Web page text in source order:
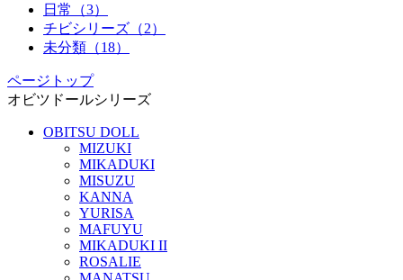
日常（3）
チビシリーズ（2）
未分類（18）
ページトップ
オビツドールシリーズ
OBITSU DOLL
MIZUKI
MIKADUKI
MISUZU
KANNA
YURISA
MAFUYU
MIKADUKI II
ROSALIE